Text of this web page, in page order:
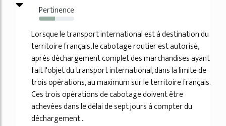
Pertinence
46%
Lorsque le transport international est à destination du
territoire français, le cabotage routier est autorisé,
après déchargement complet des marchandises ayant
fait l'objet du transport international, dans la limite de
trois opérations, au maximum sur le territoire français.
Ces trois opérations de cabotage doivent être
achevées dans le délai de sept jours à compter du
déchargement...